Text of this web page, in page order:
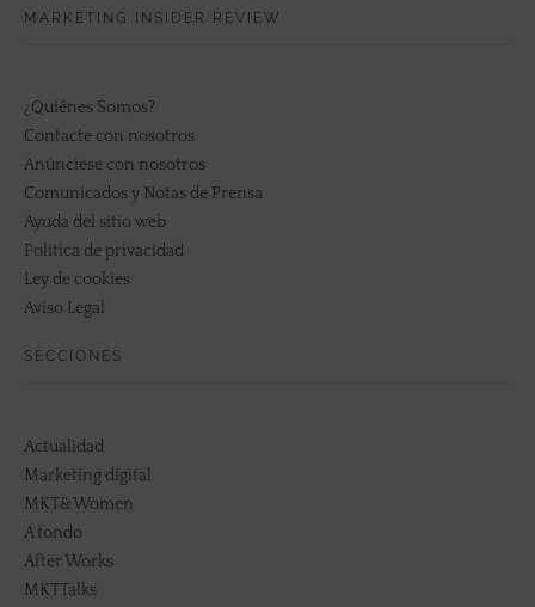
MARKETING INSIDER REVIEW
¿Quiénes Somos?
Contacte con nosotros
Anúnciese con nosotros
Comunicados y Notas de Prensa
Ayuda del sitio web
Política de privacidad
Ley de cookies
Aviso Legal
SECCIONES
Actualidad
Marketing digital
MKT&Women
A fondo
After Works
MKTTalks